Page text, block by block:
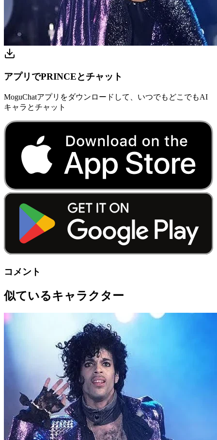
アプリでPRINCEとチャット
MoguChatアプリをダウンロードして、いつでもどこでもAI
キャラとチャット
コメント
似ているキャラクター